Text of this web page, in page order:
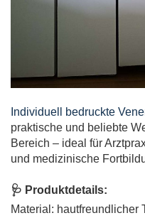
Individuell bedruckte
praktische und beliebte
Bereich – ideal für
und medizinische
🩺 Produktdetails:
Material: hautfreundlicher